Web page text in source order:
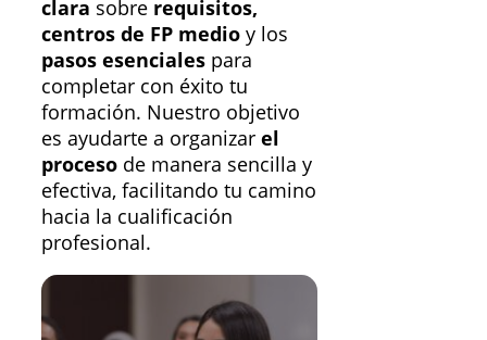
clara sobre requisitos,
centros de FP medio y los
pasos esenciales para
completar con éxito tu
formación. Nuestro objetivo
es ayudarte a organizar el
proceso de manera sencilla y
efectiva, facilitando tu camino
hacia la cualificación
profesional.